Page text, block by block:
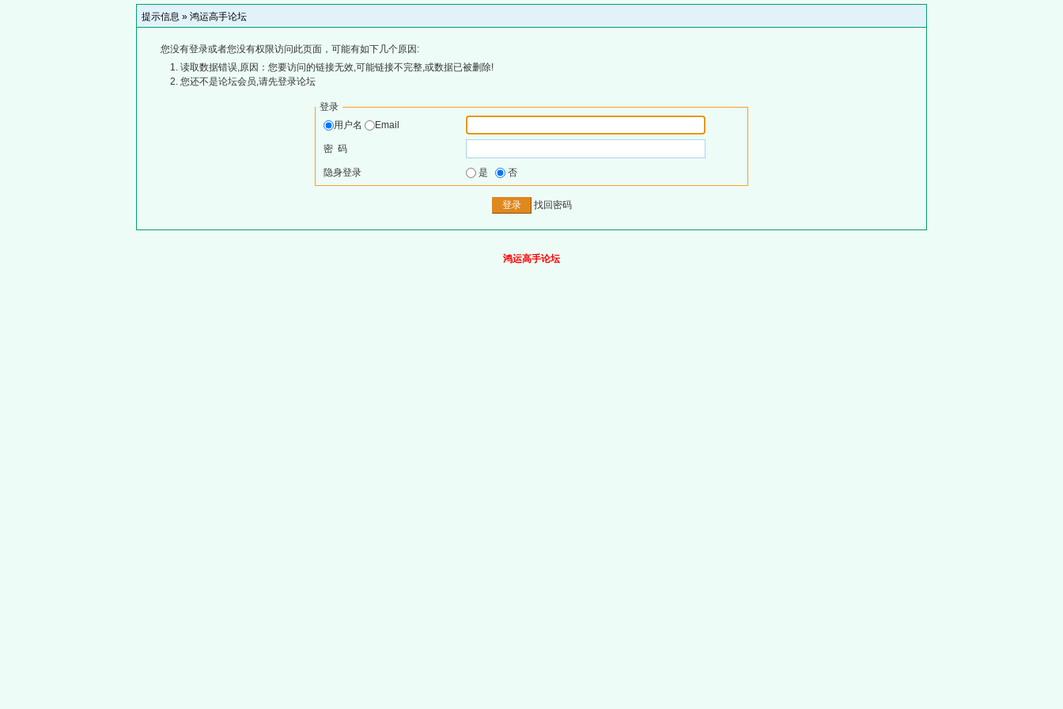
提示信息 » 鸿运高手论坛
您没有登录或者您没有权限访问此页面，可能有如下几个原因:
读取数据错误,原因：您要访问的链接无效,可能链接不完整,或数据已被删除!
您还不是论坛会员,请先登录论坛
登录
用户名
Email
密 码
隐身登录 是 否
找回密码
鸿运高手论坛